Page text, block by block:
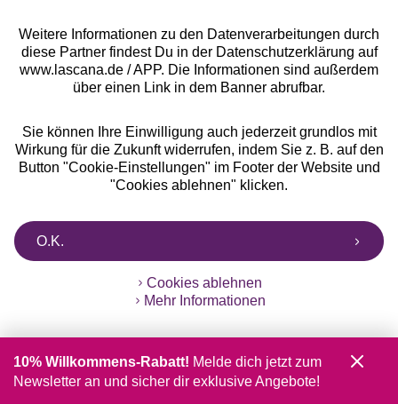
Weitere Informationen zu den Datenverarbeitungen durch
diese Partner findest Du in der Datenschutzerklärung auf
www.lascana.de / APP. Die Informationen sind außerdem
über einen Link in dem Banner abrufbar.
Sie können Ihre Einwilligung auch jederzeit grundlos mit
Wirkung für die Zukunft widerrufen, indem Sie z. B. auf den
Button "Cookie-Einstellungen" im Footer der Website und
"Cookies ablehnen" klicken.
O.K.
Cookies ablehnen
Mehr Informationen
10% Willkommens-Rabatt! Melde dich jetzt zum
Newsletter an und sicher dir exklusive Angebote!